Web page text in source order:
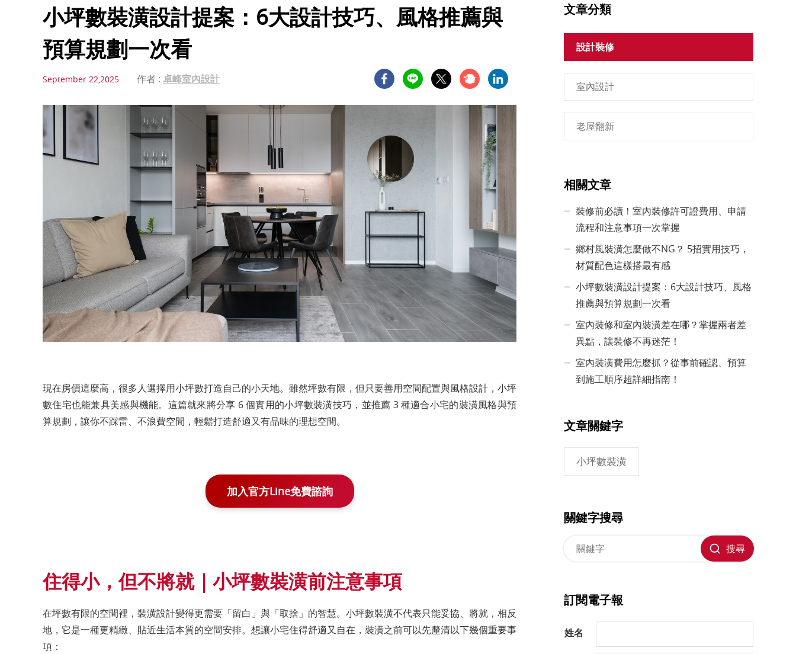
小坪數裝潢設計提案：6大設計技巧、風格推薦與
預算規劃一次看
September 22,2025 作者 : 卓峰室內設計
現在房價這麼高，很多人選擇用小坪數打造自己的小天地。雖然坪數有限，但只要善用空間配置與風格設計，小坪
數住宅也能兼具美感與機能。這篇就來將分享 6 個實用的小坪數裝潢技巧，並推薦 3 種適合小宅的裝潢風格與預
算規劃，讓你不踩雷、不浪費空間，輕鬆打造舒適又有品味的理想空間。
加入官方Line免費諮詢
住得小，但不將就｜小坪數裝潢前注意事項
在坪數有限的空間裡，裝潢設計變得更需要「留白」與「取捨」的智慧。小坪數裝潢不代表只能妥協、將就，相反
地，它是一種更精緻、貼近生活本質的空間安排。想讓小宅住得舒適又自在，裝潢之前可以先釐清以下幾個重要事
項：
文章分類
設計裝修
室內設計
老屋翻新
相關文章
裝修前必讀！室內裝修許可證費用、申請
流程和注意事項一次掌握
鄉村風裝潢怎麼做不NG？ 5招實用技巧，
材質配色這樣搭最有感
小坪數裝潢設計提案：6大設計技巧、風格
推薦與預算規劃一次看
室內裝修和室內裝潢差在哪？掌握兩者差
異點，讓裝修不再迷茫！
室內裝潢費用怎麼抓？從事前確認、預算
到施工順序超詳細指南！
文章關鍵字
小坪數裝潢
關鍵字搜尋
搜尋
訂閱電子報
姓名